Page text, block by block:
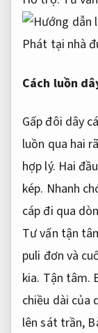
Cách luồn
Gấp đôi dây
luồn qua hai
hợp lý. Hai
kép. Nhanh
cáp đi qua
Tư vấn tận
puli đơn và
kia. Tận tâm.
chiều dài của
lên sát trần,